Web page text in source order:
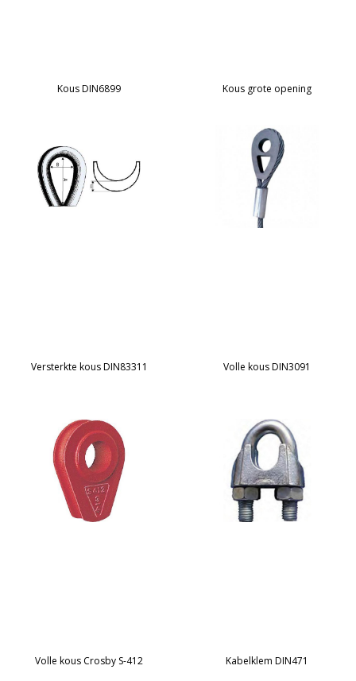
Kous DIN6899 Kous grote opening
Versterkte kous DIN83311 Volle kous DIN3091
Volle kous Crosby S-412 Kabelklem DIN471